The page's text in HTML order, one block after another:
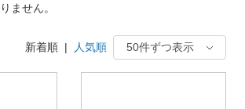
ません。
新着順 | 人気順